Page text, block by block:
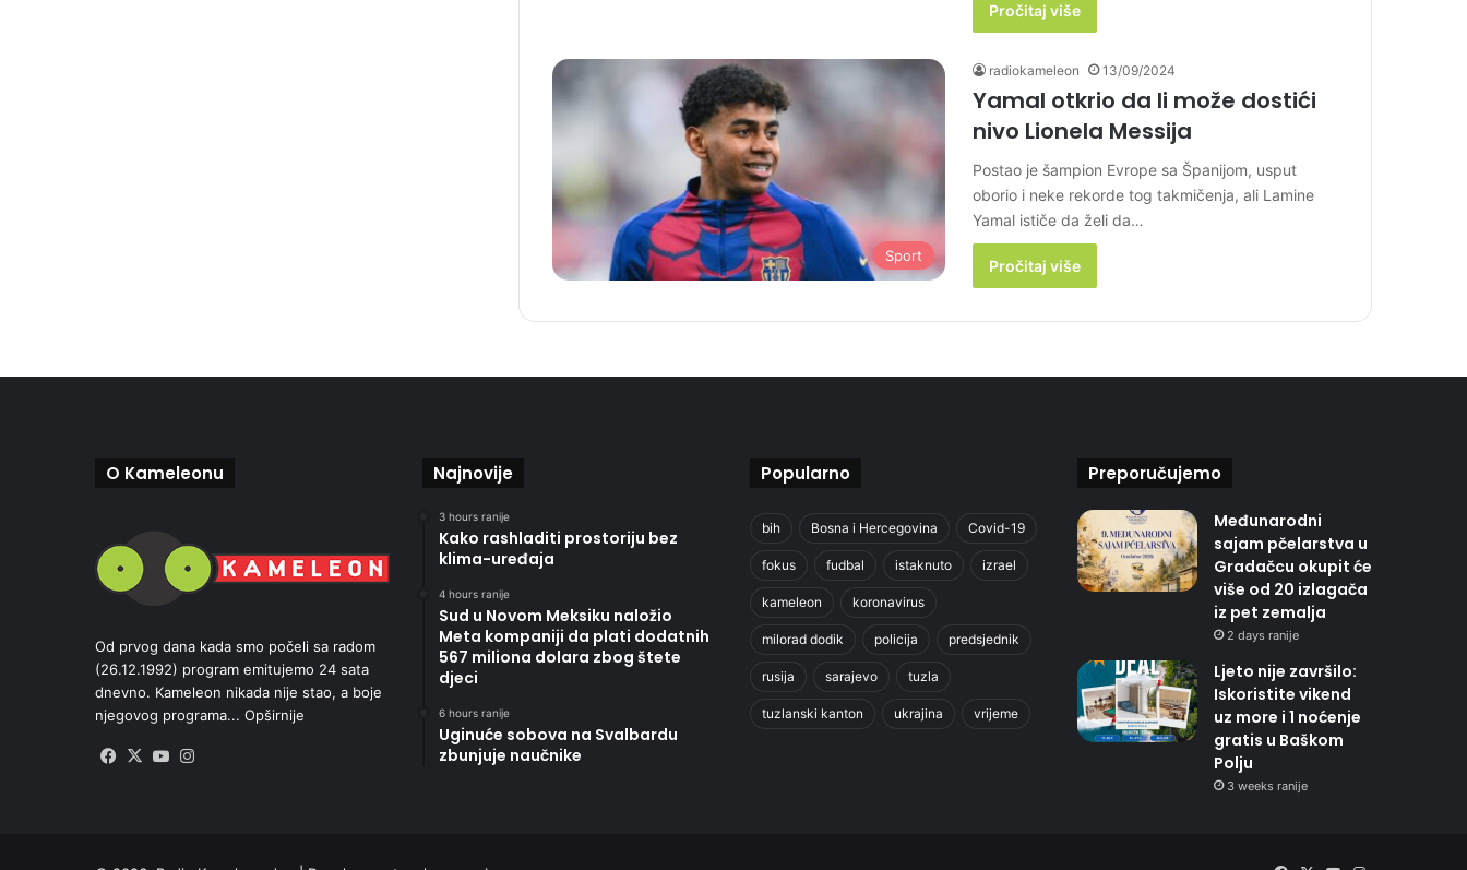
Pročitaj više
Sport
radiokameleon 13/09/2024
Yamal otkrio da li može dostići
nivo Lionela Messija
Postao je šampion Evrope sa Španijom, usput
oborio i neke rekorde tog takmičenja, ali Lamine
Yamal ističe da želi da…
Pročitaj više
O Kameleonu
Od prvog dana kada smo počeli sa radom
(26.12.1992) program emitujemo 24 sata
dnevno. Kameleon nikada nije stao, a boje
njegovog programa... Opširnije
Facebook
X YouTube
Najnovije
3 hours ranije
Kako rashladiti prostoriju bez
klima-uređaja
4 hours ranije
Sud u Novom Meksiku naložio
Meta kompaniji da plati dodatnih
567 miliona dolara zbog štete
djeci
6 hours ranije
Uginuće sobova na Svalbardu
zbunjuje naučnike
Popularno
bih Bosna i Hercegovina Covid-19
fokus fudbal istaknuto izrael
kameleon koronavirus
milorad dodik policija predsjednik
rusija sarajevo tuzla
tuzlanski kanton ukrajina vrijeme
Preporučujemo
Međunarodni
sajam pčelarstva u
Gradačcu okupit će
više od 20 izlagača
iz pet zemalja
2 days ranije
Ljeto nije završilo:
Iskoristite vikend
uz more i 1 noćenje
gratis u Baškom
Polju
3 weeks ranije